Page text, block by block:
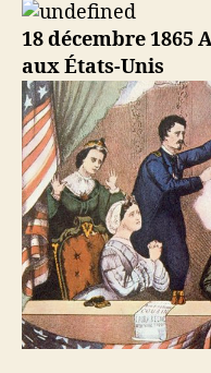
18 décembre 1865
aux États-Unis